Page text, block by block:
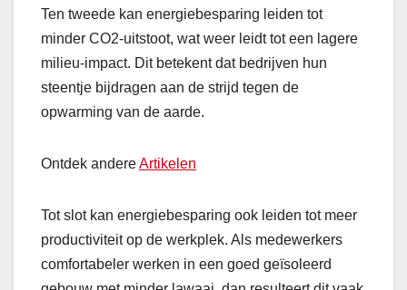
Ten tweede kan energiebesparing leiden tot
minder CO2-uitstoot, wat weer leidt tot een lagere
milieu-impact. Dit betekent dat bedrijven hun
steentje bijdragen aan de strijd tegen de
opwarming van de aarde.
Ontdek andereArtikelen
Tot slot kan energiebesparing ook leiden tot meer
productiviteit op de werkplek. Als medewerkers
comfortabeler werken in een goed geïsoleerd